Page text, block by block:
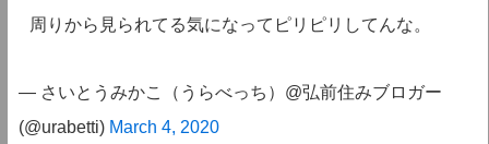
周りから見られてる気になってピリピリしてんな。
— さいとうみかこ（うらべっち）@弘前住みブロガー
(@urabetti) March 4, 2020